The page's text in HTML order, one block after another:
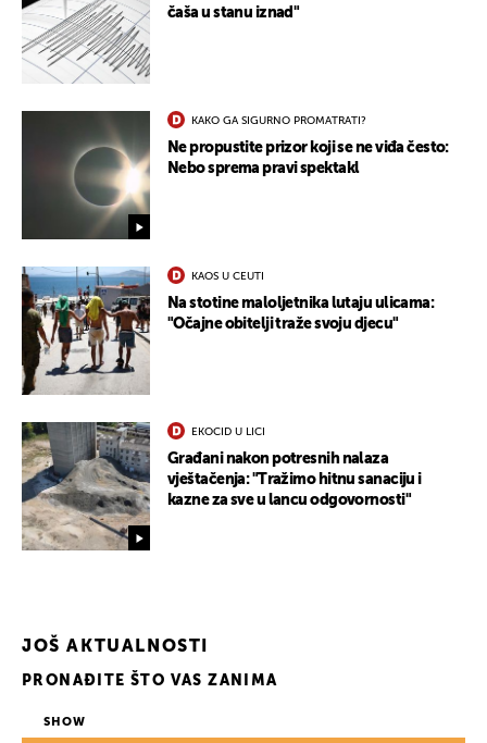
čaša u stanu iznad"
KAKO GA SIGURNO PROMATRATI?
Ne propustite prizor koji se ne viđa često:
Nebo sprema pravi spektakl
KAOS U CEUTI
Na stotine maloljetnika lutaju ulicama:
"Očajne obitelji traže svoju djecu"
EKOCID U LICI
Građani nakon potresnih nalaza
vještačenja: "Tražimo hitnu sanaciju i
kazne za sve u lancu odgovornosti"
JOŠ AKTUALNOSTI
PRONAĐITE ŠTO VAS ZANIMA
SHOW
UKLJUČITE NOTIFIKACIJE